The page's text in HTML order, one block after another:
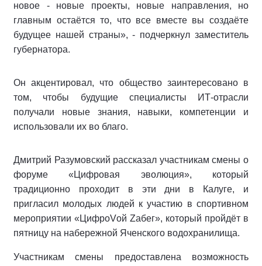
новое - новые проекты, новые направления, но
главным остаётся то, что все вместе вы создаёте
будущее нашей страны», - подчеркнул заместитель
губернатора.
Он акцентировал, что общество заинтересовано в
том, чтобы будущие специалисты ИТ-отрасли
получали новые знания, навыки, компетенции и
использовали их во благо.
Дмитрий Разумовский рассказал участникам смены о
форуме «Цифровая эволюция», который
традиционно проходит в эти дни в Калуге, и
пригласил молодых людей к участию в спортивном
мероприятии «ЦифроVой Zабег», который пройдёт в
пятницу на набережной Яченского водохранилища.
Участникам смены предоставлена возможность